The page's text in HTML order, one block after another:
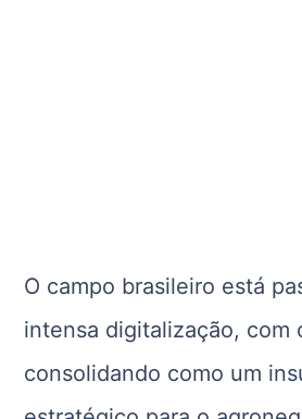
O campo brasileiro está
intensa digitalização, com
consolidando como um